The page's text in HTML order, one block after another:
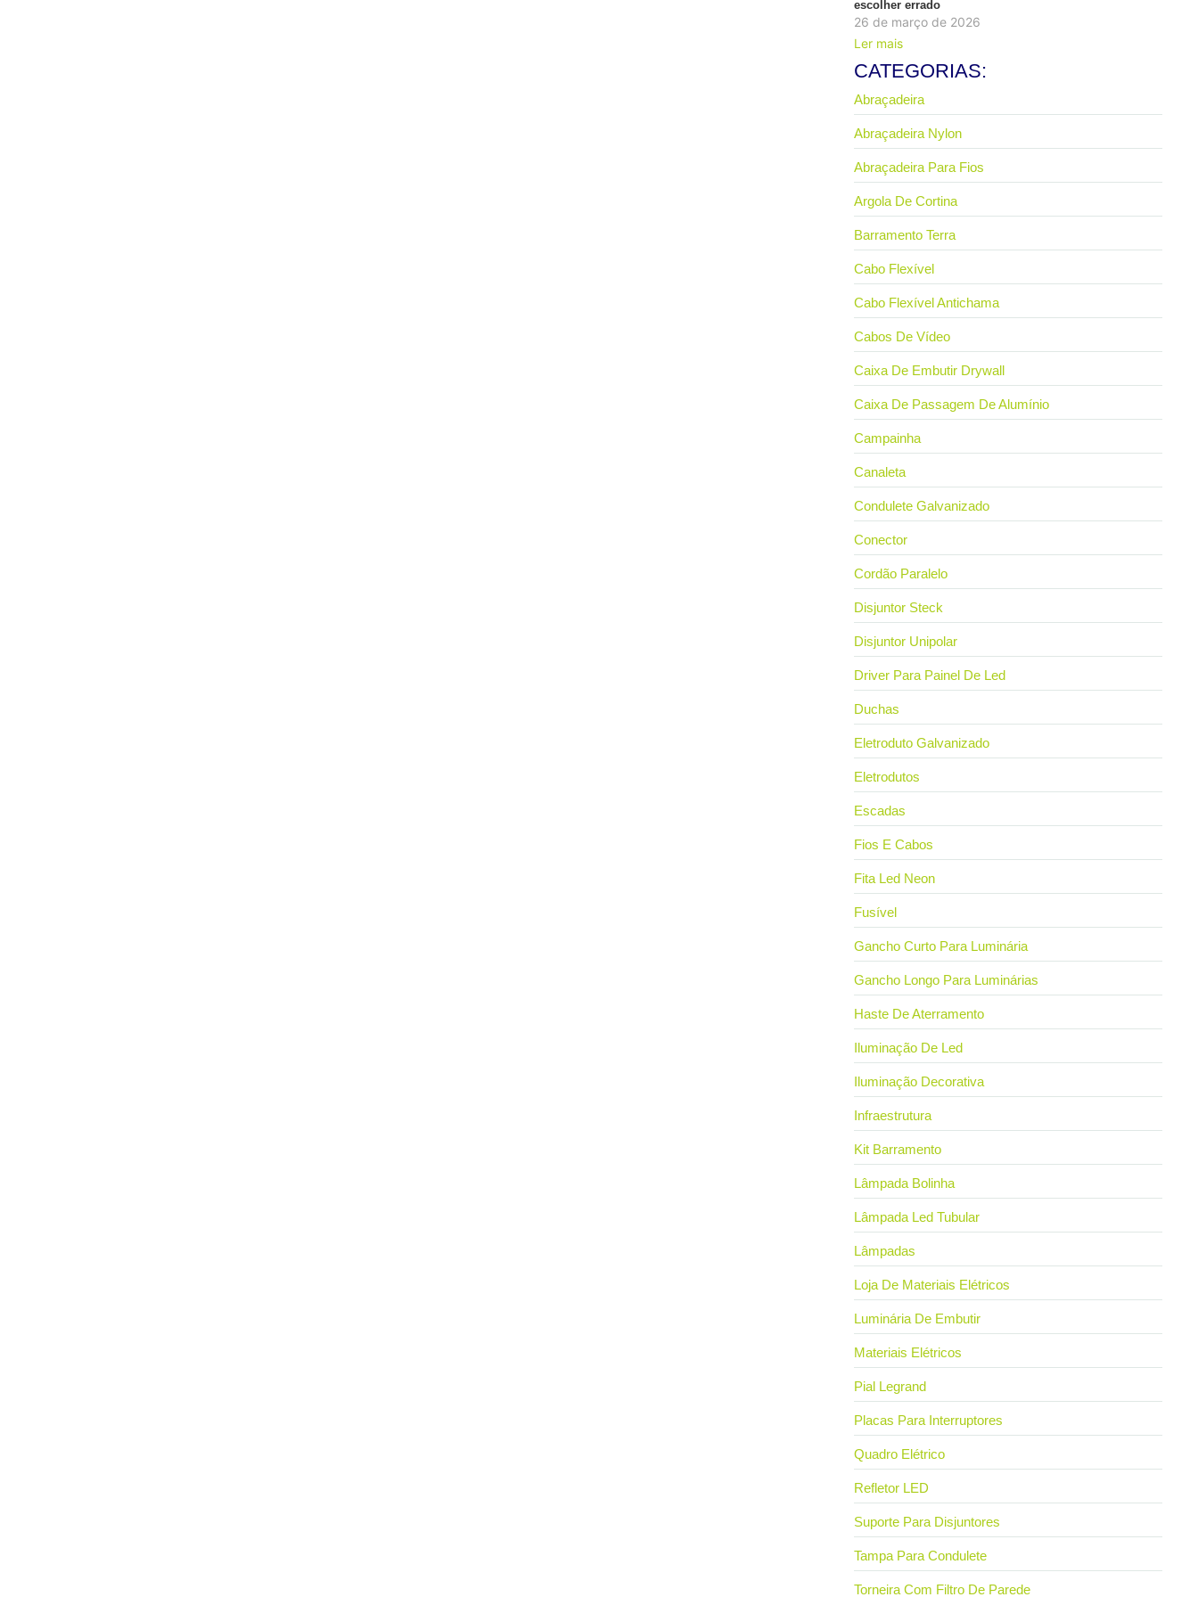
escolher errado
26 de março de 2026
Ler mais
CATEGORIAS:
Abraçadeira
Abraçadeira Nylon
Abraçadeira Para Fios
Argola De Cortina
Barramento Terra
Cabo Flexível
Cabo Flexível Antichama
Cabos De Vídeo
Caixa De Embutir Drywall
Caixa De Passagem De Alumínio
Campainha
Canaleta
Condulete Galvanizado
Conector
Cordão Paralelo
Disjuntor Steck
Disjuntor Unipolar
Driver Para Painel De Led
Duchas
Eletroduto Galvanizado
Eletrodutos
Escadas
Fios E Cabos
Fita Led Neon
Fusível
Gancho Curto Para Luminária
Gancho Longo Para Luminárias
Haste De Aterramento
Iluminação De Led
Iluminação Decorativa
Infraestrutura
Kit Barramento
Lâmpada Bolinha
Lâmpada Led Tubular
Lâmpadas
Loja De Materiais Elétricos
Luminária De Embutir
Materiais Elétricos
Pial Legrand
Placas Para Interruptores
Quadro Elétrico
Refletor LED
Suporte Para Disjuntores
Tampa Para Condulete
Torneira Com Filtro De Parede